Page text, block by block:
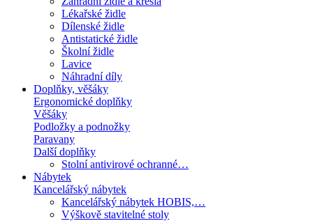
Lékařské židle
Dílenské židle
Antistatické židle
Školní židle
Lavice
Náhradní díly
Doplňky, věšáky
Ergonomické doplňky
Věšáky
Podložky a podnožky
Paravany
Další doplňky
Stolní antivirové ochranné…
Nábytek
Kancelářský nábytek
Kancelářský nábytek HOBIS,…
Výškově stavitelné stoly